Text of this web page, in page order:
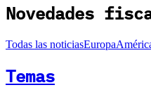
Novedades
Todas las noticiasEuropa
Temas